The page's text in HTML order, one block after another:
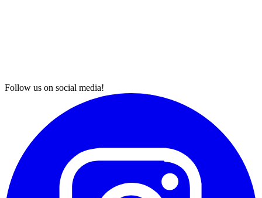
Follow us on social media!